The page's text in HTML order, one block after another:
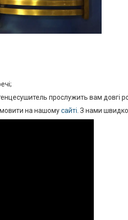
прослужить вам довгі
на нашомусайті . З нами